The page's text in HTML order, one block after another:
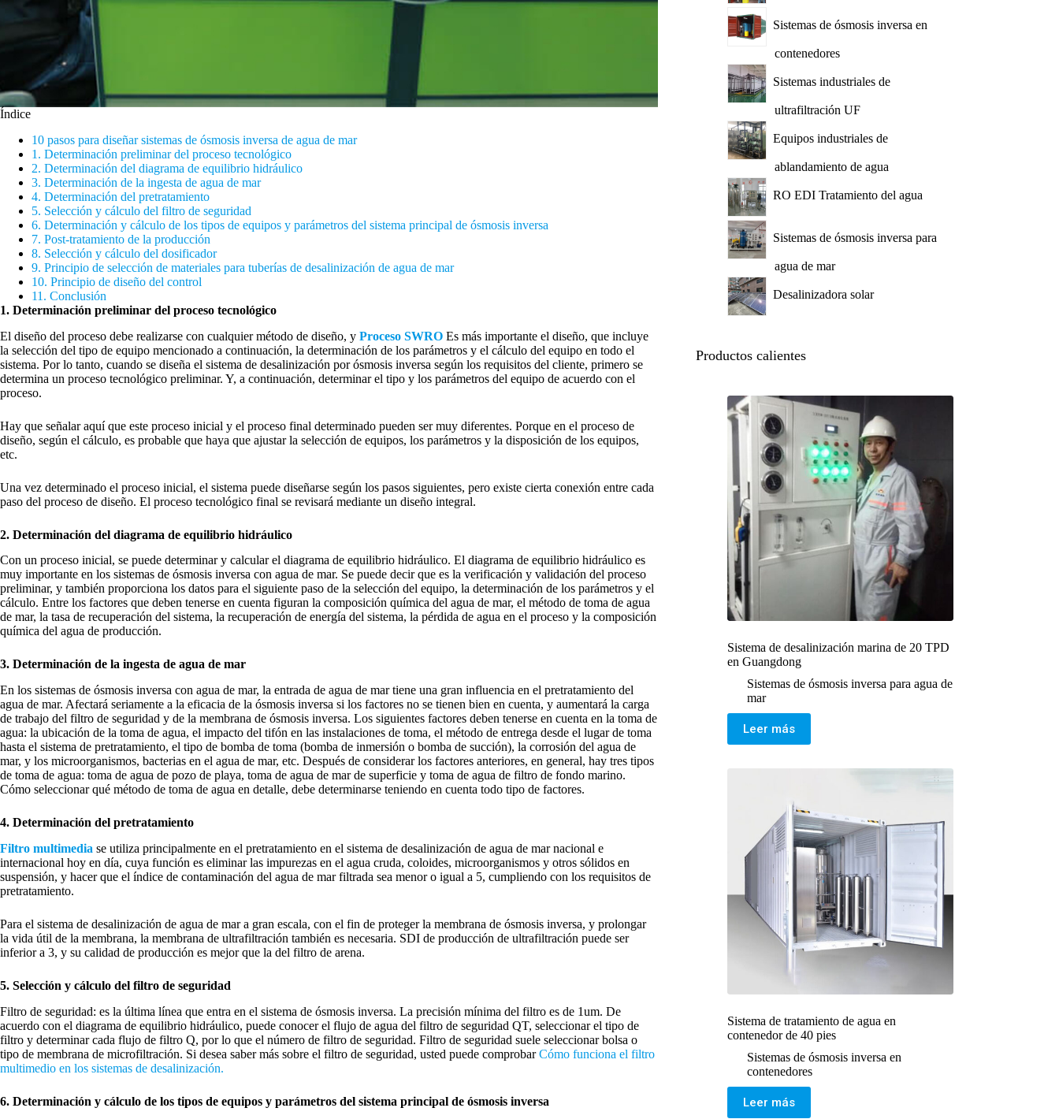
Índice
10 pasos para diseñar sistemas de ósmosis inversa de agua de mar
1. Determinación preliminar del proceso tecnológico
2. Determinación del diagrama de equilibrio hidráulico
3. Determinación de la ingesta de agua de mar
4. Determinación del pretratamiento
5. Selección y cálculo del filtro de seguridad
6. Determinación y cálculo de los tipos de equipos y parámetros del sistema principal de ósmosis inversa
7. Post-tratamiento de la producción
8. Selección y cálculo del dosificador
9. Principio de selección de materiales para tuberías de desalinización de agua de mar
10. Principio de diseño del control
11. Conclusión
1. Determinación preliminar del proceso tecnológico
El diseño del proceso debe realizarse con cualquier método de diseño, y Proceso SWRO Es más importante el diseño, que incluye
la selección del tipo de equipo mencionado a continuación, la determinación de los parámetros y el cálculo del equipo en todo el
sistema. Por lo tanto, cuando se diseña el sistema de desalinización por ósmosis inversa según los requisitos del cliente, primero se
determina un proceso tecnológico preliminar. Y, a continuación, determinar el tipo y los parámetros del equipo de acuerdo con el
proceso.
Hay que señalar aquí que este proceso inicial y el proceso final determinado pueden ser muy diferentes. Porque en el proceso de
diseño, según el cálculo, es probable que haya que ajustar la selección de equipos, los parámetros y la disposición de los equipos,
etc.
Una vez determinado el proceso inicial, el sistema puede diseñarse según los pasos siguientes, pero existe cierta conexión entre cada
paso del proceso de diseño. El proceso tecnológico final se revisará mediante un diseño integral.
2. Determinación del diagrama de equilibrio hidráulico
Con un proceso inicial, se puede determinar y calcular el diagrama de equilibrio hidráulico. El diagrama de equilibrio hidráulico es
muy importante en los sistemas de ósmosis inversa con agua de mar. Se puede decir que es la verificación y validación del proceso
preliminar, y también proporciona los datos para el siguiente paso de la selección del equipo, la determinación de los parámetros y el
cálculo. Entre los factores que deben tenerse en cuenta figuran la composición química del agua de mar, el método de toma de agua
de mar, la tasa de recuperación del sistema, la recuperación de energía del sistema, la pérdida de agua en el proceso y la composición
química del agua de producción.
3. Determinación de la ingesta de agua de mar
En los sistemas de ósmosis inversa con agua de mar, la entrada de agua de mar tiene una gran influencia en el pretratamiento del
agua de mar. Afectará seriamente a la eficacia de la ósmosis inversa si los factores no se tienen bien en cuenta, y aumentará la carga
de trabajo del filtro de seguridad y de la membrana de ósmosis inversa. Los siguientes factores deben tenerse en cuenta en la toma de
agua: la ubicación de la toma de agua, el impacto del tifón en las instalaciones de toma, el método de entrega desde el lugar de toma
hasta el sistema de pretratamiento, el tipo de bomba de toma (bomba de inmersión o bomba de succión), la corrosión del agua de
mar, y los microorganismos, bacterias en el agua de mar, etc. Después de considerar los factores anteriores, en general, hay tres tipos
de toma de agua: toma de agua de pozo de playa, toma de agua de mar de superficie y toma de agua de filtro de fondo marino.
Cómo seleccionar qué método de toma de agua en detalle, debe determinarse teniendo en cuenta todo tipo de factores.
4. Determinación del pretratamiento
Filtro multimedia se utiliza principalmente en el pretratamiento en el sistema de desalinización de agua de mar nacional e
internacional hoy en día, cuya función es eliminar las impurezas en el agua cruda, coloides, microorganismos y otros sólidos en
suspensión, y hacer que el índice de contaminación del agua de mar filtrada sea menor o igual a 5, cumpliendo con los requisitos de
pretratamiento.
Para el sistema de desalinización de agua de mar a gran escala, con el fin de proteger la membrana de ósmosis inversa, y prolongar
la vida útil de la membrana, la membrana de ultrafiltración también es necesaria. SDI de producción de ultrafiltración puede ser
inferior a 3, y su calidad de producción es mejor que la del filtro de arena.
5. Selección y cálculo del filtro de seguridad
Filtro de seguridad: es la última línea que entra en el sistema de ósmosis inversa. La precisión mínima del filtro es de 1um. De
acuerdo con el diagrama de equilibrio hidráulico, puede conocer el flujo de agua del filtro de seguridad QT, seleccionar el tipo de
filtro y determinar cada flujo de filtro Q, por lo que el número de filtro de seguridad. Filtro de seguridad suele seleccionar bolsa o
tipo de membrana de microfiltración. Si desea saber más sobre el filtro de seguridad, usted puede comprobarCómo funciona el filtro
multimedio en los sistemas de desalinización.
6. Determinación y cálculo de los tipos de equipos y parámetros del sistema principal de ósmosis inversa
Sistemas de ósmosis inversa en
contenedores
Sistemas industriales de
ultrafiltración UF
Equipos industriales de
ablandamiento de agua
RO EDI Tratamiento del agua
Sistemas de ósmosis inversa para
agua de mar
Desalinizadora solar
Productos calientes
Sistema de desalinización marina de 20 TPD
en Guangdong
Sistemas de ósmosis inversa para agua de
mar
Leer más
Sistema de tratamiento de agua en
contenedor de 40 pies
Sistemas de ósmosis inversa en
contenedores
Leer más